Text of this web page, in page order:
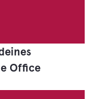
Office